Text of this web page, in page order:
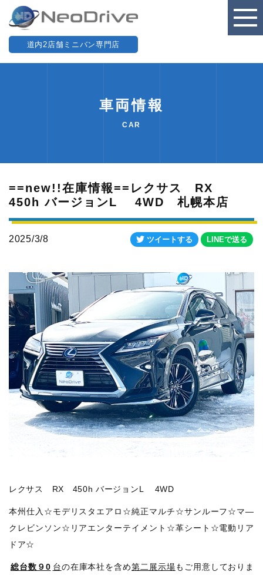
道内2店舗ミニバン専門店
車両情報
CAR
==new!!在庫情報==レクサス RX
450h バージョンL 4WD 札幌本店
2025/3/8 ツイートする LINEで送る
レクサス RX 450h バージョンL 4WD
本州仕入☆モデリスタエアロ☆純正マルチ☆サンルーフ☆マ―
クレビンソン☆リアエンターテイメント☆革シート☆電動リア
ドア☆
総台数９0 台の在庫本社を含め第二展示場もご用意しておりま